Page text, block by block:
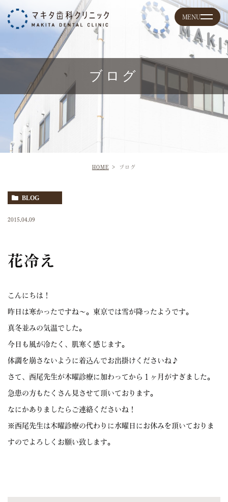
ブログ
HOME ブログ
BLOG
2015.04.09
花冷え
こんにちは！
昨日は寒かったですね〜。東京では雪が降ったようです。
真冬並みの気温でした。
今日も風が冷たく、肌寒く感じます。
体調を崩さないように着込んでお出掛けくださいね♪
さて、西尾先生が木曜診療に加わってから１ヶ月がすぎました。
急患の方もたくさん見させて頂いております。
なにかありましたらご連絡くださいね！
※西尾先生は木曜診療の代わりに水曜日にお休みを頂いておりま
すのでよろしくお願い致します。